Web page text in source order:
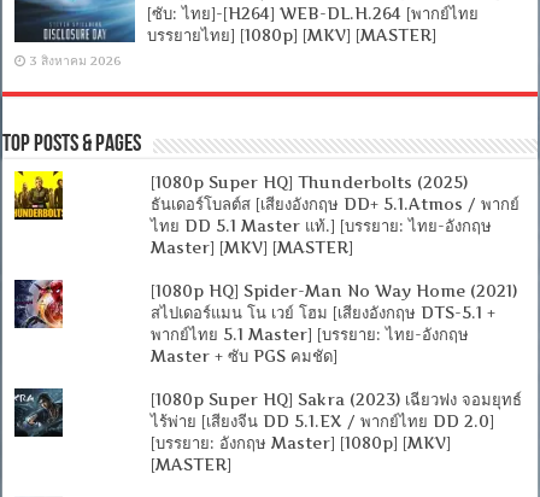
[ซับ: ไทย]-[H264] WEB-DL.H.264 [พากย์ไทย
บรรยายไทย] [1080p] [MKV] [MASTER]
3 สิงหาคม 2026
Top Posts & Pages
[1080p Super HQ] Thunderbolts (2025)
ธันเดอร์โบลต์ส [เสียงอังกฤษ DD+ 5.1.Atmos / พากย์
ไทย DD 5.1 Master แท้.] [บรรยาย: ไทย-อังกฤษ
Master] [MKV] [MASTER]
[1080p HQ] Spider-Man No Way Home (2021)
สไปเดอร์แมน โน เวย์ โฮม [เสียงอังกฤษ DTS-5.1 +
พากย์ไทย 5.1 Master] [บรรยาย: ไทย-อังกฤษ
Master + ซับ PGS คมชัด]
[1080p Super HQ] Sakra (2023) เฉียวฟง จอมยุทธ์
ไร้พ่าย [เสียงจีน DD 5.1.EX / พากย์ไทย DD 2.0]
[บรรยาย: อังกฤษ Master] [1080p] [MKV]
[MASTER]